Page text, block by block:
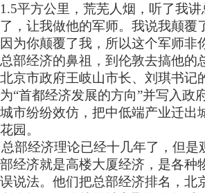
平方公里，荒芜人烟，听了我
，让我做他的军师。我说我颠覆
为你颠覆了我，所以这个军师非
部经济的鼻祖，到伦敦去搞他的
京市政府王岐山市长、刘琪书记
“首都经济发展的方向”并写入政
市纷纷效仿，把中低端产业迁出
园。
总部经济理论已经十几年了，但
经济就是高楼大厦经济，是各种
说法。他们把总部经济排名，北